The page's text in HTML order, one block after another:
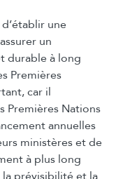
une
un
durable à long
Premières
car il
Premières Nations
annuelles
ministères et de
à plus long